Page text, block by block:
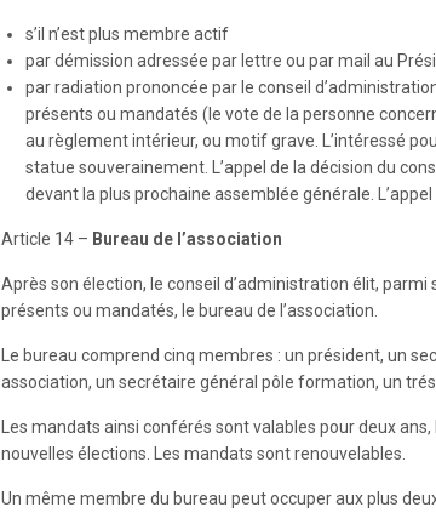
s’il n’est plus membre actif
par démission adressée par lettre ou par mail au
par radiation prononcée par le conseil
présents ou mandatés (le vote de la personne
au règlement intérieur, ou motif grave. L’intéressé
statue souverainement. L’appel de la décision du
devant la plus prochaine assemblée générale.
Article 14 – Bureau de l’association
Après son élection, le conseil d’administration élit,
présents ou mandatés, le bureau de l’association.
Le bureau comprend cinq membres : un président, un
association, un secrétaire général pôle formation, un
Les mandats ainsi conférés sont valables pour deux
nouvelles élections. Les mandats sont renouvelables.
Un même membre du bureau peut occuper aux plus